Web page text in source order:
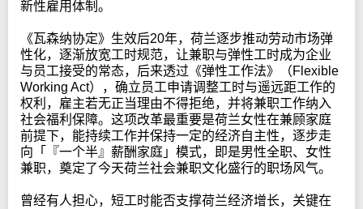
新性雇用体制。
《瓦森纳协定》生效后20年，荷兰逐步推动劳动市场弹
性化，逐渐放宽工时规范，让兼职与弹性工时成为企业
与员工接受的常态，后来透过《弹性工作法》（Flexible
Working Act），确立员工申请调整工时与遥远距工作的
权利，雇主若无正当理由不得拒绝，并将兼职工作纳入
社会福利保障。这项改革最重要是荷兰女性在兼顾家庭
前提下，能持续工作并保持一定的经济自主性，逐步走
向「『一个半』薪酬家庭」模式，即是男性全职、女性
兼职，奠定了今天荷兰社会兼职文化盛行的职场风气。
曾经有人担心，短工时能否支撑荷兰经济增长，关键在